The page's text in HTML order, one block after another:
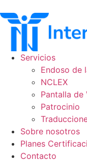
al
contenido
Servicios
Endoso de
NCLEX
Pantalla de
Patrocinio
Sobre nosotros
Planes
Contacto